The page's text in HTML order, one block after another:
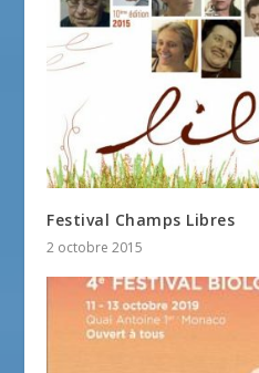
Festival Champs Libres
2 octobre 2015